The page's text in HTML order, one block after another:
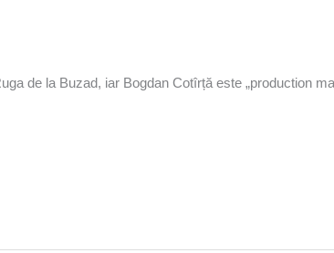
de la Buzad, iar Bogdan Cotîrță este „production